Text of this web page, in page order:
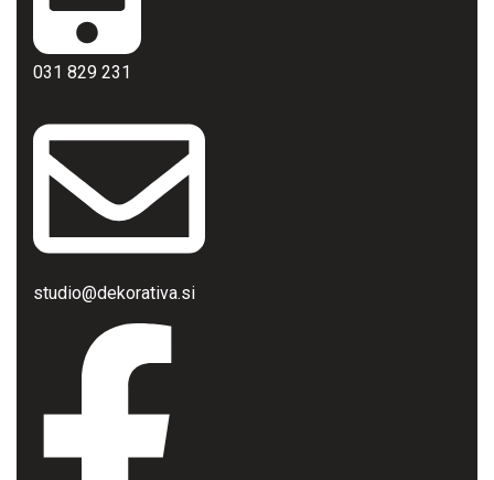
031 829 231
studio@dekorativa.si